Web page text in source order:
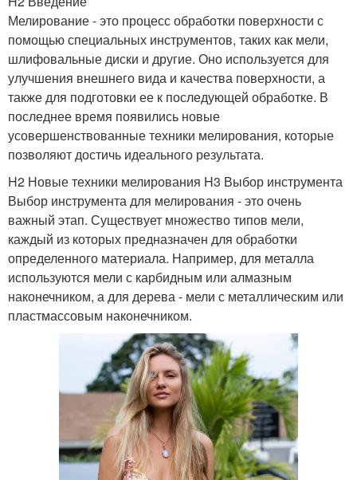
Мелирование - это процесс обработки поверхности с
помощью специальных инструментов, таких как мели,
шлифовальные диски и другие. Оно используется для
улучшения внешнего вида и качества поверхности, а
также для подготовки ее к последующей обработке. В
последнее время появились новые
усовершенствованные техники мелирования, которые
позволяют достичь идеального результата.
H2 Новые техники мелирования H3 Выбор инструмента
Выбор инструмента для мелирования - это очень
важный этап. Существует множество типов мели,
каждый из которых предназначен для обработки
определенного материала. Например, для металла
используются мели с карбидным или алмазным
наконечником, а для дерева - мели с металлическим или
пластмассовым наконечником.